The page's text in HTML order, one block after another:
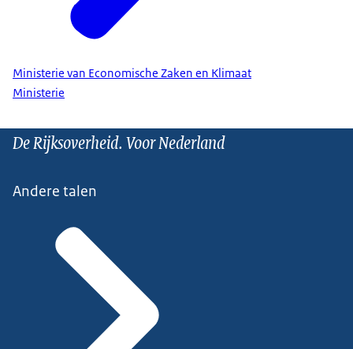
Ministerie van Economische Zaken en Klimaat
Ministerie
De Rijksoverheid. Voor Nederland
Andere talen